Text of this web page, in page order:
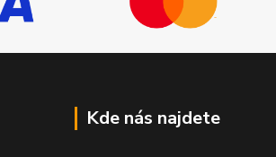
Kde nás najdete